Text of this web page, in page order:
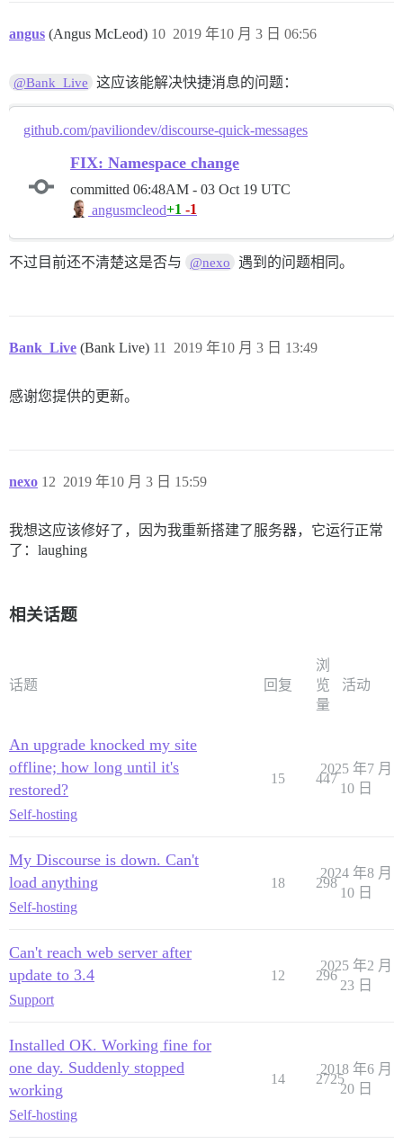
angus (Angus McLeod) 2019 年10 月 3 日 06:56
10
@Bank_Live 这应该能解决快捷消息的问题：
github.com/paviliondev/discourse-quick-messages
FIX: Namespace change
committed 06:48AM - 03 Oct 19 UTC
angusmcleod+1 -1
不过目前还不清楚这是否与 @nexo 遇到的问题相同。
Bank_Live (Bank Live) 2019 年10 月 3 日 13:49
11
感谢您提供的更新。
nexo 2019 年10 月 3 日 15:59
12
我想这应该修好了，因为我重新搭建了服务器，它运行正常
了：laughing
相关话题
话题 回复
浏
览
量
活动
An upgrade knocked my site
offline; how long until it's
restored?
Self-hosting
15 447
2025 年7 月
10 日
My Discourse is down. Can't
load anything
Self-hosting
18 298
2024 年8 月
10 日
Can't reach web server after
update to 3.4
Support
12 296
2025 年2 月
23 日
Installed OK. Working fine for
one day. Suddenly stopped
working
Self-hosting
14 2725
2018 年6 月
20 日